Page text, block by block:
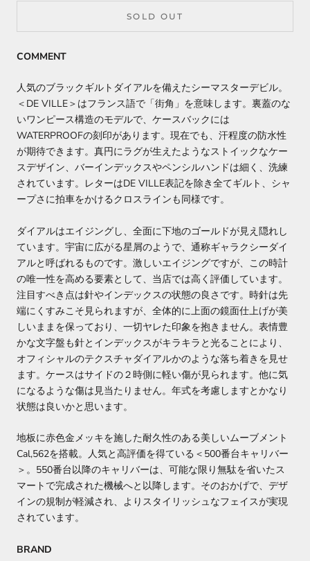
SOLD OUT
COMMENT
人気のブラックギルトダイアルを備えたシーマスターデビル。
＜DE VILLE＞はフランス語で「街角」を意味します。裏蓋のな
いワンピース構造のモデルで、ケースバックには
WATERPROOFの刻印があります。現在でも、汗程度の防水性
が期待できます。真円にラグが生えたようなストイックなケー
スデザイン、バーインデックスやペンシルハンドは細く、洗練
されています。レターはDE VILLE表記を除き全てギルト、シャ
ープさに拍車をかけるクロスラインも同様です。
ダイアルはエイジングし、全面に下地のゴールドが見え隠れし
ています。宇宙に広がる星屑のようで、通称ギャラクシーダイ
アルと呼ばれるものです。激しいエイジングですが、この時計
の唯一性を高める要素として、当店では高く評価しています。
注目すべき点は針やインデックスの状態の良さです。時針は先
端にくすみこそ見られますが、全体的に上面の鏡面仕上げが美
しいままを保っており、一切ヤレた印象を抱きません。表情豊
かな文字盤も針とインデックスがキラキラと光ることにより、
オフィシャルのテクスチャダイアルかのような落ち着きを見せ
ます。ケースはサイドの２時側に軽い傷が見られます。他に気
になるような傷は見当たりません。年式を考慮しますとかなり
状態は良いかと思います。
地板に赤色金メッキを施した耐久性のある美しいムーブメント
Cal,562を搭載。人気と高評価を得ている＜500番台キャリバー
＞。550番台以降のキャリバーは、可能な限り無駄を省いたス
マートで完成された機械へと以降します。そのおかげで、デザ
インの規制が軽減され、よりスタイリッシュなフェイスが実現
されています。
BRAND